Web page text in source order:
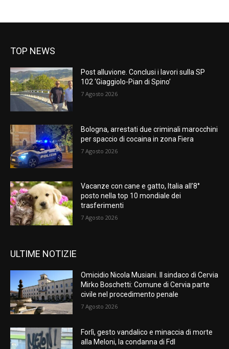
TOP NEWS
Post alluvione. Conclusi i lavori sulla SP
102 ‘Giaggiolo-Pian di Spino’
7 Agosto 2026
Bologna, arrestati due criminali marocchini
per spaccio di cocaina in zona Fiera
7 Agosto 2026
Vacanze con cane e gatto, Italia all’8°
posto nella top 10 mondiale dei
trasferimenti
7 Agosto 2026
ULTIME NOTIZIE
Omicidio Nicola Musiani. Il sindaco di Cervia
Mirko Boschetti: Comune di Cervia parte
civile nel procedimento penale
7 Agosto 2026
Forlì, gesto vandalico e minaccia di morte
alla Meloni, la condanna di FdI